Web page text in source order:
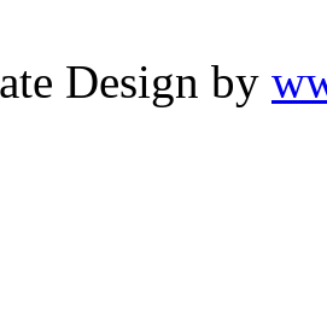
Design by